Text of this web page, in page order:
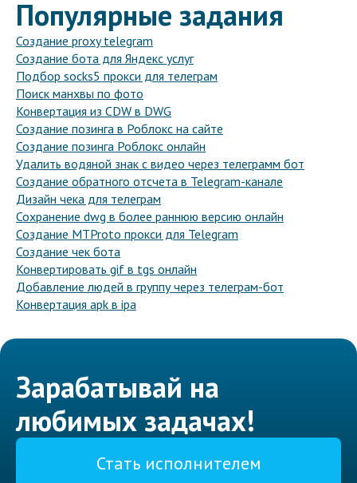
Популярные задания
Создание proxy telegram
Создание бота для Яндекс услуг
Подбор socks5 прокси для телеграм
Поиск манхвы по фото
Конвертация из CDW в DWG
Создание позинга в Роблокс на сайте
Создание позинга Роблокс онлайн
Удалить водяной знак с видео через телеграмм бот
Создание обратного отсчета в Telegram-канале
Дизайн чека для телеграм
Сохранение dwg в более раннюю версию онлайн
Создание MTProto прокси для Telegram
Создание чек бота
Конвертировать gif в tgs онлайн
Добавление людей в группу через телеграм-бот
Конвертация apk в ipa
Зарабатывай на
любимых задачах!
Стать исполнителем